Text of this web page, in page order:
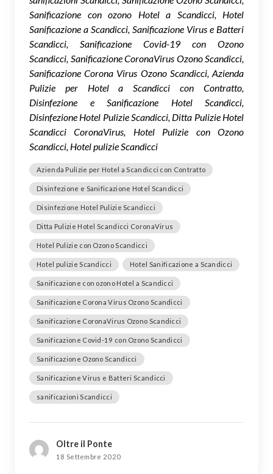
Sanificazione con ozono Hotel a Scandicci, Hotel
Sanificazione a Scandicci, Sanificazione Virus e Batteri
Scandicci, Sanificazione Covid-19 con Ozono
Scandicci, Sanificazione CoronaVirus Ozono Scandicci,
Sanificazione Corona Virus Ozono Scandicci, Azienda
Pulizie per Hotel a Scandicci con Contratto,
Disinfezione e Sanificazione Hotel Scandicci,
Disinfezione Hotel Pulizie Scandicci, Ditta Pulizie Hotel
Scandicci CoronaVirus, Hotel Pulizie con Ozono
Scandicci, Hotel pulizie Scandicci
Azienda Pulizie per Hotel a Scandicci con Contratto
Disinfezione e Sanificazione Hotel Scandicci
Disinfezione Hotel Pulizie Scandicci
Ditta Pulizie Hotel Scandicci CoronaVirus
Hotel Pulizie con Ozono Scandicci
Hotel pulizie Scandicci Hotel Sanificazione a Scandicci
Sanificazione con ozono Hotel a Scandicci
Sanificazione Corona Virus Ozono Scandicci
Sanificazione CoronaVirus Ozono Scandicci
Sanificazione Covid-19 con Ozono Scandicci
Sanificazione Ozono Scandicci
Sanificazione Virus e Batteri Scandicci
sanificazioni Scandicci
Oltre il Ponte
18 Settembre 2020